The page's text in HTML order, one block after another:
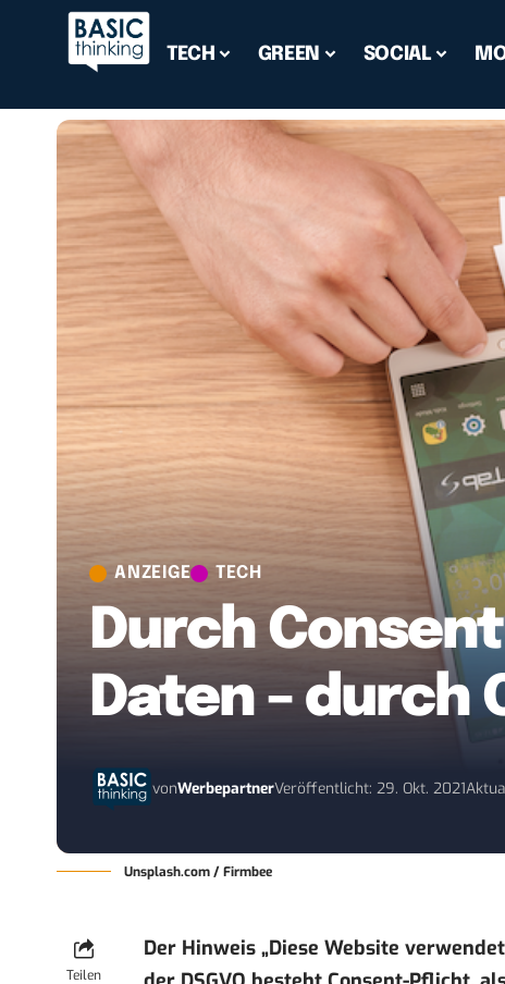
TECH GREEN SOCIAL
ANZEIGE TECH
Durch
Daten – durch
vonWerbepartnerVeröffentlicht: 29. Okt. 2021
Unsplash.com / Firmbee
Teilen
Der Hinweis „Diese Website